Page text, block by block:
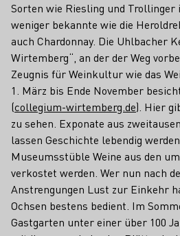
Sorten wie Riesling und Trollinger
weniger bekannte wie die
auch Chardonnay. Die Uhlbacher
Wirtemberg“, an der der Weg
Zeugnis für Weinkultur wie das
1. März bis Ende November
(collegium-wirtemberg.de). Hier
zu sehen. Exponate aus
lassen Geschichte lebendig
Museumsstüble Weine aus den
verkostet werden. Wer nun nach
Anstrengungen Lust zur Einkehr
Ochsen bestens bedient. Im
Gastgarten unter einer über 100